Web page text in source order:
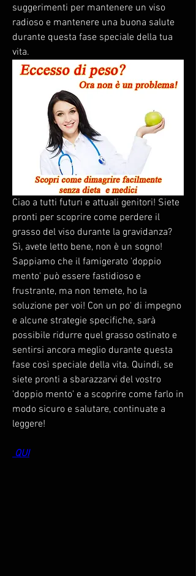
suggerimenti per mantenere un viso
radioso e mantenere una buona salute
durante questa fase speciale della tua
vita.
Ciao a tutti futuri e attuali genitori! Siete
pronti per scoprire come perdere il
grasso del viso durante la gravidanza?
Sì, avete letto bene, non è un sogno!
Sappiamo che il famigerato 'doppio
mento' può essere fastidioso e
frustrante, ma non temete, ho la
soluzione per voi! Con un po' di impegno
e alcune strategie specifiche, sarà
possibile ridurre quel grasso ostinato e
sentirsi ancora meglio durante questa
fase così speciale della vita. Quindi, se
siete pronti a sbarazzarvi del vostro
'doppio mento' e a scoprire come farlo in
modo sicuro e salutare, continuate a
leggere!
QUI